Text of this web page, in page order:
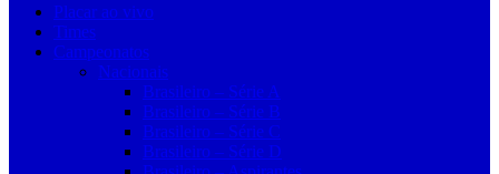
Placar ao vivo
Times
Campeonatos
Nacionais
Brasileiro – Série A
Brasileiro – Série B
Brasileiro – Série C
Brasileiro – Série D